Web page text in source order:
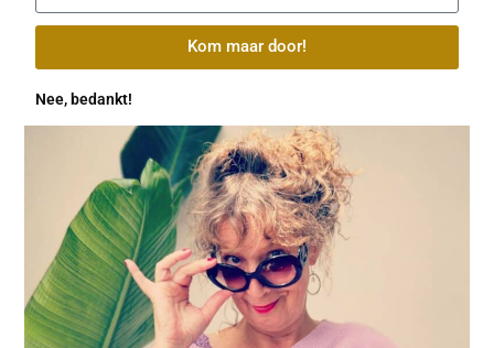
Kom maar door!
Nee, bedankt!